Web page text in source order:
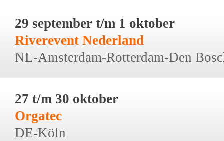
29 september t/m 1 oktober
Riverevent Nederland
NL-Amsterdam-Rotterdam-Den
27 t/m 30 oktober
Orgatec
DE-Köln